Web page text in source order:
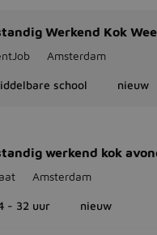
Werkend Kok
Amsterdam
school nieuw
werkend kok
Amsterdam
- 32 uur nieuw